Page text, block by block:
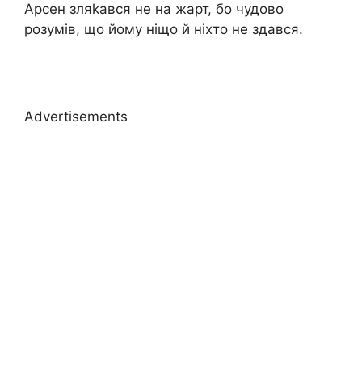
Арсен зляkався не на жарт, бо чудово
розумів, що йому ніщо й ніхто не здався.
Advertisements